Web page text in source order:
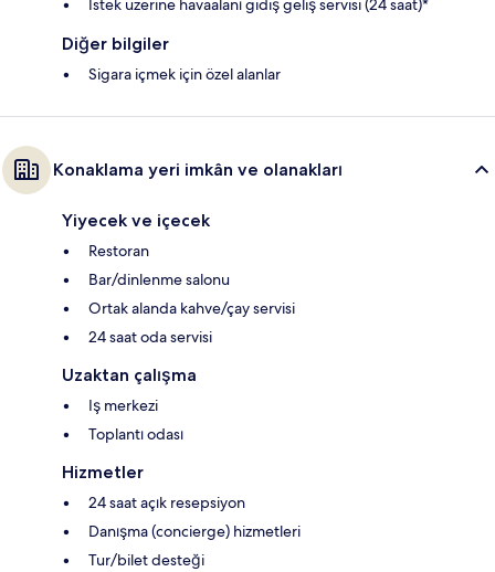
İstek üzerine havaalanı gidiş geliş servisi (24 saat)*
Diğer bilgiler
Sigara içmek için özel alanlar
Konaklama yeri imkân ve olanakları
Yiyecek ve içecek
Restoran
Bar/dinlenme salonu
Ortak alanda kahve/çay servisi
24 saat oda servisi
Uzaktan çalışma
Iş merkezi
Toplantı odası
Hizmetler
24 saat açık resepsiyon
Danışma (concierge) hizmetleri
Tur/bilet desteği